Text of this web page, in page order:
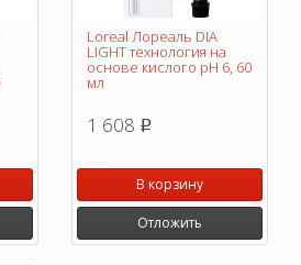
Loreal Лореаль DIA
LIGHT технология на
основе кислого pH 6, 60
мл
1 608 p
В корзину
Отложить